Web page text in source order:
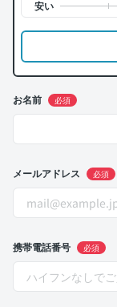
お名前 必須
メールアドレス 必須
携帯電話番号 必須